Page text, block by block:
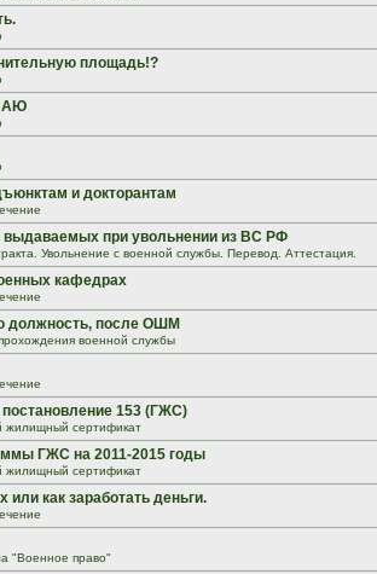
площадь!?
и докторантам
выдаваемых при увольнении из ВС РФ
Увольнение с военной службы. Перевод. Аттестация.
кафедрах
должность, после ОШМ
военной службы
153 (ГЖС)
жилищный сертификат
ГЖС на 2011-2015 годы
жилищный сертификат
или как заработать деньги.
"Военное право"